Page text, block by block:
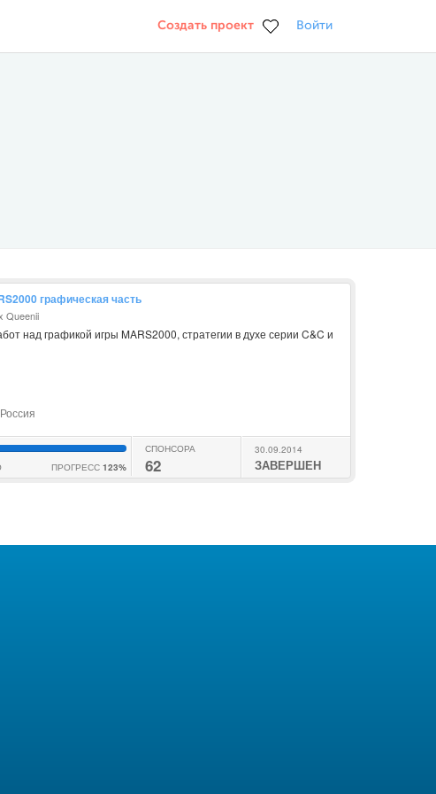
Создать проект Войти
графическая часть
Queenii
над графикой игры MARS2000, стратегии в духе серии C&C и
ПРОГРЕСС 123%
СПОНСОРА
62
30.09.2014
ЗАВЕРШЕН